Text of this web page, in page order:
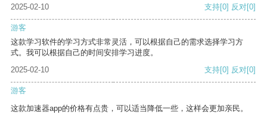
2025-02-10
支持[0] 反对[0]
游客
这款学习软件的学习方式非常灵活，可以根据自己的需求选择学习方
式。我可以根据自己的时间安排学习进度。
2025-02-10
支持[0] 反对[0]
游客
这款加速器app的价格有点贵，可以适当降低一些，这样会更加亲民。